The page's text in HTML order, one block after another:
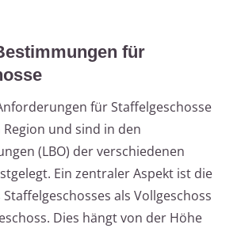
für
für Staffelgeschosse
und sind in den
(LBO) der verschiedenen
Ein zentraler Aspekt ist die
als Vollgeschoss
Dies hängt von der Höhe